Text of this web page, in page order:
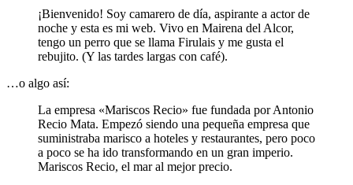
¡Bienvenido! Soy camarero de día, aspirante a actor de
noche y esta es mi web. Vivo en Mairena del Alcor,
tengo un perro que se llama Firulais y me gusta el
rebujito. (Y las tardes largas con café).
…o algo así:
La empresa «Mariscos Recio» fue fundada por Antonio
Recio Mata. Empezó siendo una pequeña empresa que
suministraba marisco a hoteles y restaurantes, pero poco
a poco se ha ido transformando en un gran imperio.
Mariscos Recio, el mar al mejor precio.